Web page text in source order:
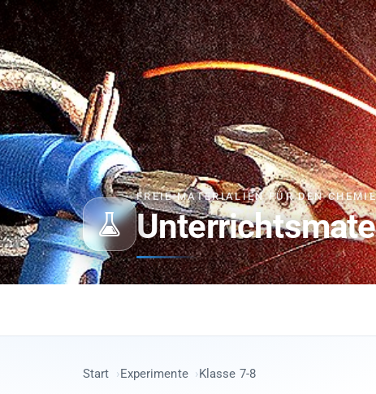
FREIE MATERIALIEN FÜR DEN
Start Experimente Klasse 7-8